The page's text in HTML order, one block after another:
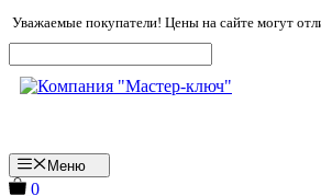
Перейти
к
содержимому
Уважаемые покупатели! Цены на сайте могут
Меню
0